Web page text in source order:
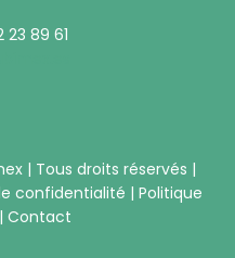
89 61
| Tous droits réservés |
confidentialité | Politique
| Contact